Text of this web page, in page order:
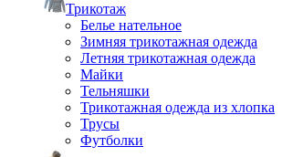
Трикотаж
Белье нательное
Зимняя трикотажная одежда
Летняя трикотажная одежда
Майки
Тельняшки
Трикотажная одежда из хлопка
Трусы
Футболки